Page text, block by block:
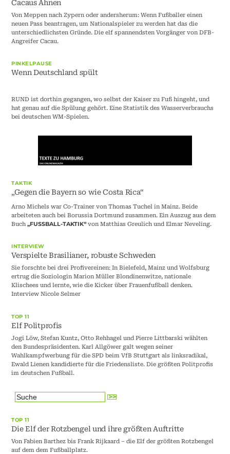
Cacaus Ahnen
Von Meppen nach Zypern oder andersherum: Wenn Fußballer einen
neuen Pass beantragen, um Nationalspieler zu werden hat das die
unterschiedlichsten Gründe. Die elf spannendsten Vorgänger von DFB-
Angreifer Cacau.
PINKELPAUSE
Wenn Deutschland spült
RUND ist dorthin gegangen, wo selbst der Kaiser zu Fuß hingeht, und
hat genau auf die Spülung gehört. Eine Statistik des Wasserverbrauchs
bei deutschen WM-Spielen.
TAKTIK
„Gegen die Bayern so wie Costa Rica“
Arno Michels war Co-Trainer von Thomas Tuchel in Mainz. Beide
arbeiteten auch bei Borussia Dortmund zusammen. Ein Auszug aus dem
Buch„FUSSBALL-TAKTIK“ von Matthias Greulich und Elmar Neveling.
INTERVIEW
Verspielte Brasilianer, robuste Schweden
Sie forschte bei drei Profivereinen: In Bielefeld, Mainz und Wolfsburg
ertrug die Soziologin Marion Müller Blondinenwitze, nationale
Klischees und lernte, wie die Kicker über Frauenfußball denken.
Interview Nicole Selmer
TOP 11
Elf Politprofis
Jogi Löw, Stefan Kuntz, Otto Rehhagel und Pierre Littbarski wählten
den Bundespräsidenten. Karl Allgöwer galt wegen seiner
Wahlkampfwerbung für die SPD beim VfB Stuttgart als linksradikal,
Ewald Lienen kandidierte für die Friedensliste. Die größten Politprofis
im deutschen Fußball.
TOP 11
Die Elf der Rotzbengel und ihre größten Auftritte
Von Fabien Barthez bis Frank Rijkaard – die Elf der größten Rotzbengel
auf dem dem Fußballplatz.